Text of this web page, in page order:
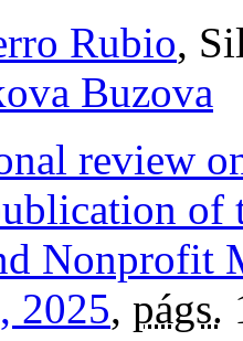
Rubio,
Buzova
review
of
Nonprofit
2025, págs.